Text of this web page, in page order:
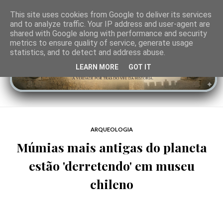
ARQUEOLOGIA
Múmias mais antigas do planeta
estão 'derretendo' em museu
chileno
This site uses cookies from Google to deliver its services
and to analyze traffic. Your IP address and user-agent are
shared with Google along with performance and security
metrics to ensure quality of service, generate usage
statistics, and to detect and address abuse.
LEARN MORE GOT IT